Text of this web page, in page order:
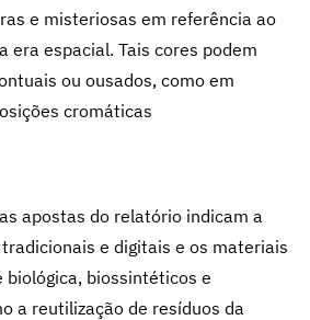
e misteriosas em referência ao
era espacial. Tais cores podem
ou ousados, como em
cromáticas
apostas do relatório indicam a
e digitais e os materiais
biossintéticos e
a reutilização de resíduos da